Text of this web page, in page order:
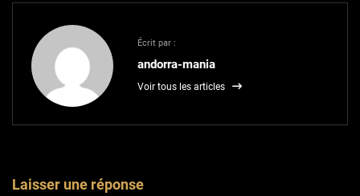
Écrit par :
andorra-mania
Voir tous les articles
Laisser une réponse